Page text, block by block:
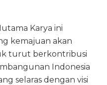
Karya ini
kemajuan akan
turut berkontribusi
Indonesia
selaras dengan visi